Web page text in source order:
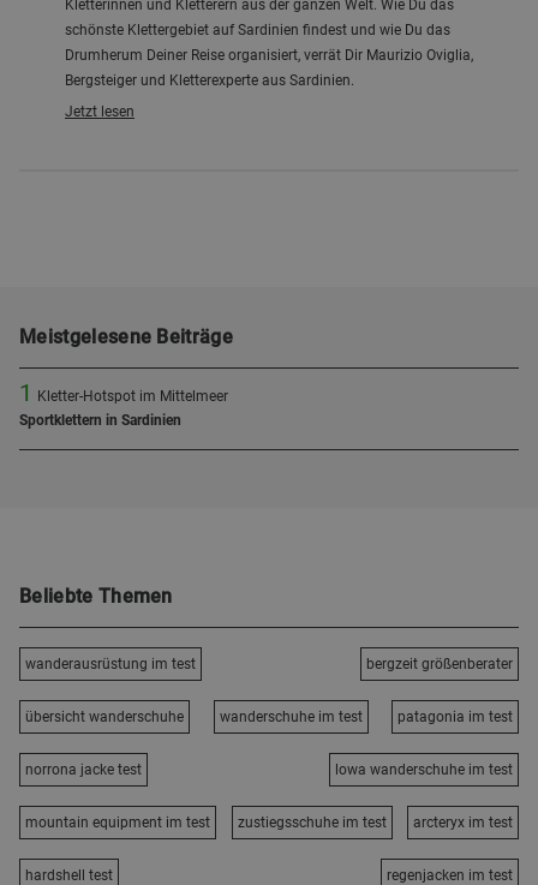
Kletterinnen und Kletterern aus der ganzen Welt. Wie Du das
schönste Klettergebiet auf Sardinien findest und wie Du das
Drumherum Deiner Reise organisiert, verrät Dir Maurizio Oviglia,
Bergsteiger und Kletterexperte aus Sardinien.
Jetzt lesen
Meistgelesene Beiträge
1
Kletter-Hotspot im Mittelmeer
Sportklettern in Sardinien
Beliebte Themen
wanderausrüstung im test bergzeit größenberater
übersicht wanderschuhe wanderschuhe im test patagonia im test
norrona jacke test lowa wanderschuhe im test
mountain equipment im test zustiegsschuhe im test arcteryx im test
hardshell test regenjacken im test